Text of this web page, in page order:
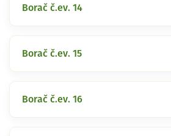
Borač č.ev. 14
Borač č.ev. 15
Borač č.ev. 16